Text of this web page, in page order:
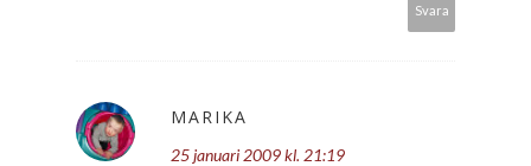
Svara
MARIKA
25 januari 2009 kl. 21:19